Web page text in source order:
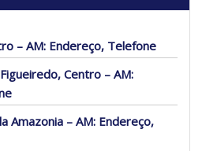
– AM: Endereço, Telefone
Centro – AM:
Amazonia – AM: Endereço,